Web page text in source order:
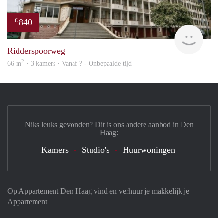
€ 840
Ridderspoorweg
66 m2 · 3 kamers · Vanaf ? - Onbepaalde tijd
Op Appartement Den Haag vind en verhuur je makkelijk je
Appartement
Niks leuks gevonden? Dit is ons andere aanbod in Den
Haag:
Kamers Studio's Huurwoningen